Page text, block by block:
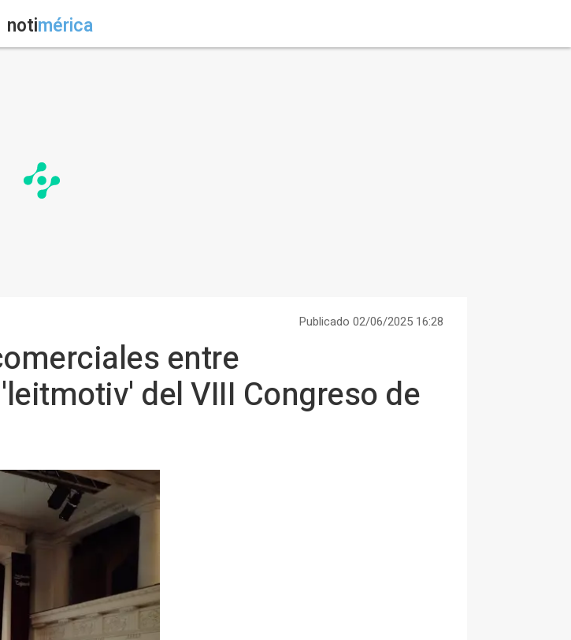
notimérica
Publicado 02/06/2025 16:28
entre
del VIII Congreso de